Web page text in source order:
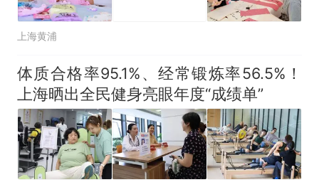
上海黄浦
体质合格率95.1%、经常锻炼率56.5%！
上海晒出全民健身亮眼年度“成绩单”